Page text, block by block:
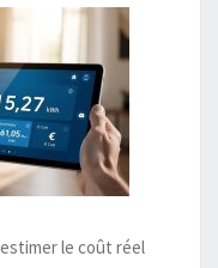
le coût réel